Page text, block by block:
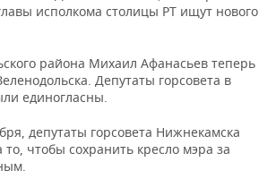
исполкома столицы РТ ищут нового
района Михаил Афанасьев теперь
Депутаты горсовета в
единогласны.
депутаты горсовета Нижнекамска
то, чтобы сохранить кресло мэра за